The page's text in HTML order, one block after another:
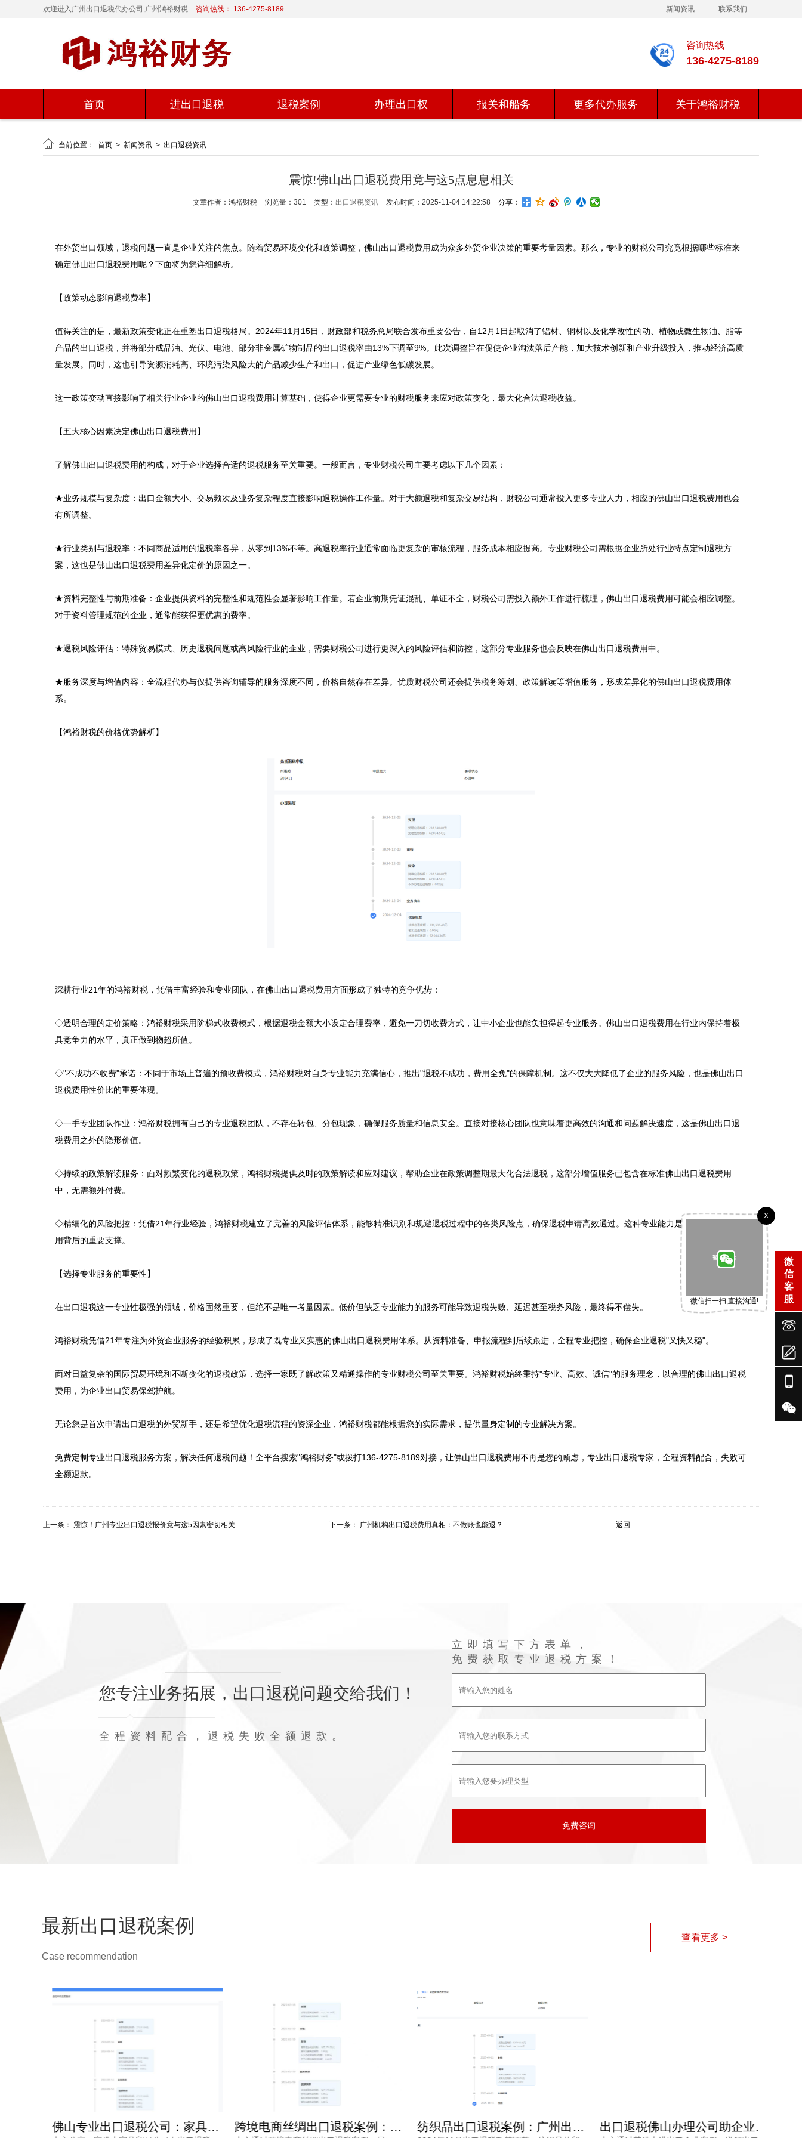
欢迎进入广州出口退税代办公司,广州鸿裕财税 咨询热线： 136-4275-8189 新闻资讯 联系我们
咨询热线
136-4275-8189
首页 进出口退税 退税案例 办理出口权 报关和船务 更多代办服务 关于鸿裕财税
 当前位置： 首页 > 新闻资讯 > 出口退税资讯
震惊!佛山出口退税费用竟与这5点息息相关
文章作者：鸿裕财税 浏览量：301 类型： 出口退税资讯 发布时间：2025-11-04 14:22:58 分享：
在外贸出口领域，退税问题一直是企业关注的焦点。随着贸易环境变化和政策调整，佛山出口退税费用成为众多外贸企业决策的重要考量因素。那么，专业的财税公司究竟根据哪些标准来
确定佛山出口退税费用呢？下面将为您详细解析。
【政策动态影响退税费率】
值得关注的是，最新政策变化正在重塑出口退税格局。2024年11月15日，财政部和税务总局联合发布重要公告，自12月1日起取消了铝材、铜材以及化学改性的动、植物或微生物油、脂等
产品的出口退税，并将部分成品油、光伏、电池、部分非金属矿物制品的出口退税率由13%下调至9%。此次调整旨在促使企业淘汰落后产能，加大技术创新和产业升级投入，推动经济高质
量发展。同时，这也引导资源消耗高、环境污染风险大的产品减少生产和出口，促进产业绿色低碳发展。
这一政策变动直接影响了相关行业企业的佛山出口退税费用计算基础，使得企业更需要专业的财税服务来应对政策变化，最大化合法退税收益。
【五大核心因素决定佛山出口退税费用】
了解佛山出口退税费用的构成，对于企业选择合适的退税服务至关重要。一般而言，专业财税公司主要考虑以下几个因素：
★业务规模与复杂度：出口金额大小、交易频次及业务复杂程度直接影响退税操作工作量。对于大额退税和复杂交易结构，财税公司通常投入更多专业人力，相应的佛山出口退税费用也会
有所调整。
★行业类别与退税率：不同商品适用的退税率各异，从零到13%不等。高退税率行业通常面临更复杂的审核流程，服务成本相应提高。专业财税公司需根据企业所处行业特点定制退税方
案，这也是佛山出口退税费用差异化定价的原因之一。
★资料完整性与前期准备：企业提供资料的完整性和规范性会显著影响工作量。若企业前期凭证混乱、单证不全，财税公司需投入额外工作进行梳理，佛山出口退税费用可能会相应调整。
对于资料管理规范的企业，通常能获得更优惠的费率。
★退税风险评估：特殊贸易模式、历史退税问题或高风险行业的企业，需要财税公司进行更深入的风险评估和防控，这部分专业服务也会反映在佛山出口退税费用中。
★服务深度与增值内容：全流程代办与仅提供咨询辅导的服务深度不同，价格自然存在差异。优质财税公司还会提供税务筹划、政策解读等增值服务，形成差异化的佛山出口退税费用体
系。
【鸿裕财税的价格优势解析】
深耕行业21年的鸿裕财税，凭借丰富经验和专业团队，在佛山出口退税费用方面形成了独特的竞争优势：
◇透明合理的定价策略：鸿裕财税采用阶梯式收费模式，根据退税金额大小设定合理费率，避免一刀切收费方式，让中小企业也能负担得起专业服务。佛山出口退税费用在行业内保持着极
具竞争力的水平，真正做到物超所值。
◇"不成功不收费"承诺：不同于市场上普遍的预收费模式，鸿裕财税对自身专业能力充满信心，推出"退税不成功，费用全免"的保障机制。这不仅大大降低了企业的服务风险，也是佛山出口
退税费用性价比的重要体现。
◇一手专业团队作业：鸿裕财税拥有自己的专业退税团队，不存在转包、分包现象，确保服务质量和信息安全。直接对接核心团队也意味着更高效的沟通和问题解决速度，这是佛山出口退
税费用之外的隐形价值。
◇持续的政策解读服务：面对频繁变化的退税政策，鸿裕财税提供及时的政策解读和应对建议，帮助企业在政策调整期最大化合法退税，这部分增值服务已包含在标准佛山出口退税费用
中，无需额外付费。
◇精细化的风险把控：凭借21年行业经验，鸿裕财税建立了完善的风险评估体系，能够精准识别和规避退税过程中的各类风险点，确保退税申请高效通过。这种专业能力是佛山出口退税费
用背后的重要支撑。
【选择专业服务的重要性】
在出口退税这一专业性极强的领域，价格固然重要，但绝不是唯一考量因素。低价但缺乏专业能力的服务可能导致退税失败、延迟甚至税务风险，最终得不偿失。
鸿裕财税凭借21年专注为外贸企业服务的经验积累，形成了既专业又实惠的佛山出口退税费用体系。从资料准备、申报流程到后续跟进，全程专业把控，确保企业退税"又快又稳"。
面对日益复杂的国际贸易环境和不断变化的退税政策，选择一家既了解政策又精通操作的专业财税公司至关重要。鸿裕财税始终秉持"专业、高效、诚信"的服务理念，以合理的佛山出口退税
费用，为企业出口贸易保驾护航。
无论您是首次申请出口退税的外贸新手，还是希望优化退税流程的资深企业，鸿裕财税都能根据您的实际需求，提供量身定制的专业解决方案。
免费定制专业出口退税服务方案，解决任何退税问题！全平台搜索"鸿裕财务"或拨打136-4275-8189对接，让佛山出口退税费用不再是您的顾虑，专业出口退税专家，全程资料配合，失败可
上一条： 震惊！广州专业出口退税报价竟与这5因素密切相关 下一条： 广州机构出口退税费用真相：不做账也能退？ 返回
您专注业务拓展，出口退税问题交给我们！
全程资料配合，退税失败全额退款。
立即填写下方表单，
免费获取专业退税方案！
最新出口退税案例
Case recommendation
查看更多 >
佛山专业出口退税公司：家具贸易企业出口退税高效合规案例解析 跨境电商丝绸出口退税案例：出口退税广州公司精准应对退税政策调整 合规高效退税 纺织品出口退税案例：广州出口退税专业机构助力外贸公司高效合规退税 出口退税佛山办理公司助企业应对退税率下调案例
微
信
客
服
X
微信扫一扫,直接沟通!




